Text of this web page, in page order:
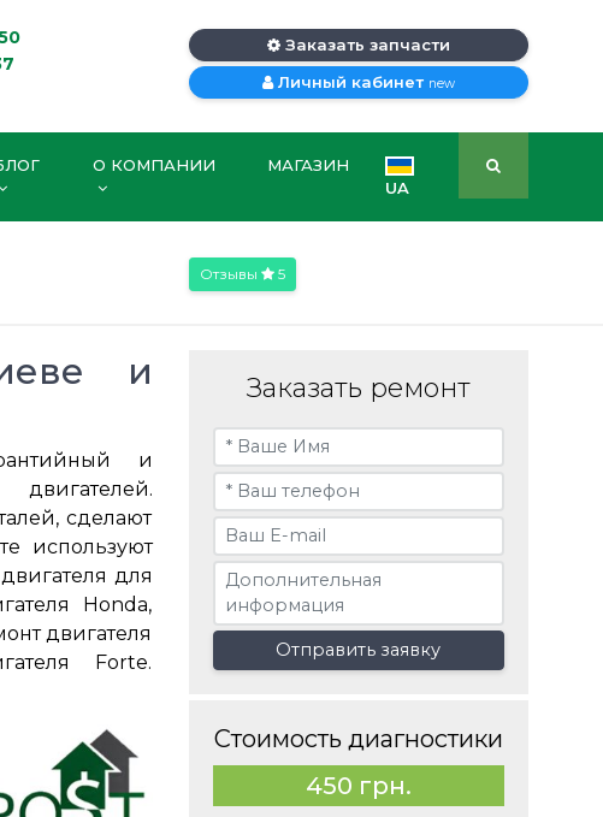
Заказать запчасти
Личный кабинет new
О КОМПАНИИ
МАГАЗИН
UA
Отзывы 5
и
и
сделают
используют
для
Honda,
двигателя
Forte.
Заказать ремонт
Отправить заявку
Стоимость диагностики
450 грн.